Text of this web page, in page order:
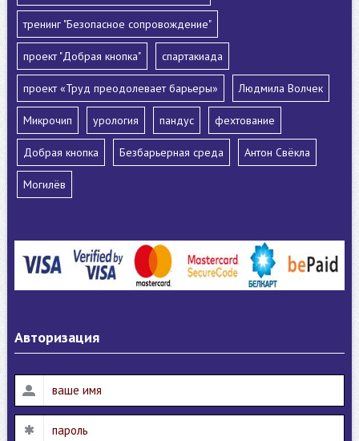
тренинг "Безопасное сопровождение"
проект "Добрая кнопка" спартакиада
проект «Труд преодолевает барьеры» Людмила Волчек
Микрочип урология пандус фехтование
Добрая кнопка Безбарьерная среда Антон Свёкла
Могилёв
Авторизация